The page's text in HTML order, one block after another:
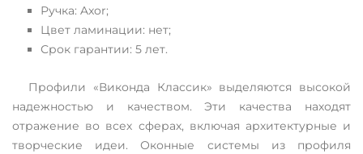
Ручка: Axor;
Цвет ламинации: нет;
Срок гарантии: 5 лет.
Профили «Виконда Классик» выделяются высокой
надежностью и качеством. Эти качества находят
отражение во всех сферах, включая архитектурные и
творческие идеи. Оконные системы из профиля